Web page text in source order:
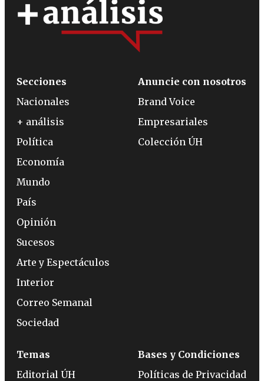
Secciones
Nacionales
+ análisis
Política
Economía
Mundo
País
Opinión
Sucesos
Arte y Espectáculos
Interior
Correo Semanal
Sociedad
Anuncie con nosotros
Brand Voice
Empresariales
Colección ÚH
Temas
Editorial ÚH
Bases y Condiciones
Políticas de Privacidad